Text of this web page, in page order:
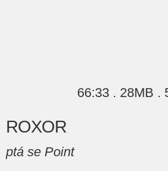
66:33 . 28MB .
ROXOR
ptá se Point